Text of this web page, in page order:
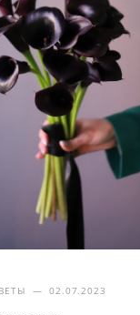
— 02.07.2023